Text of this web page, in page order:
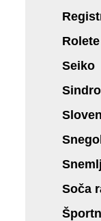
Rolete
Seiko
Soča